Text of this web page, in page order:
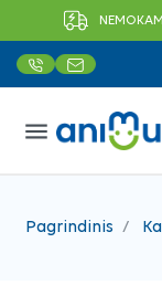
menu
Pagrindinis